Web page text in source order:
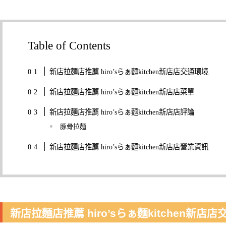
Table of Contents
新店拉麵店推薦 hiro’sらぁ麵kitchen新店店交通環境
新店拉麵店推薦 hiro’sらぁ麵kitchen新店店菜單
新店拉麵店推薦 hiro’sらぁ麵kitchen新店店評論
豚骨拉麵
新店拉麵店推薦 hiro’sらぁ麵kitchen新店店營業資訊
新店拉麵店推薦 hiro’sらぁ麵kitchen新店店